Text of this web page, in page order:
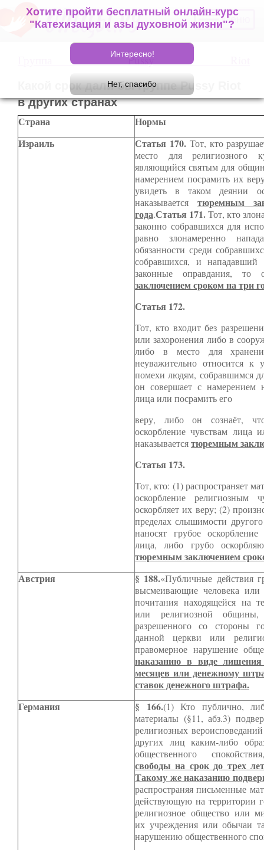
Хотите пройти бесплатный онлайн-курс
"Катехизация и азы духовной жизни"?Меню
Группа Pussy Riot
Какой срок дали бы группе Pussy Riot
в других странах
Страна
Нормы
Израиль
Статья 170. Тот, кто
место для религиозного
являющийся святым для
намерением посрамить их
увидеть в таком деянии
наказывается тюремным
года.Статья 171.Тот, кто
законно собравшихся для
равно злонамеренно
обязанности среди
собравшихся, и
законные оправдания, то
заключением сроком на три
Статья 172.
Тот, кто входит без
или захоронения либо в
либо в место для
неуважительно относится
помехи людям, собравшимся
он совершает с намерением
лица или посрамить его
веру, либо он сознаёт,
оскорбление чувствам лица
наказываетсятюремным
Статья 173.
Тот, кто: (1) распространяет
оскорбление религиозным
оскорбляет их веру; (2)
пределах слышимости
наносят грубое
лица, либо грубо
тюремным заключением
Австрия
§ 188.«Публичные действия
высмеивающие человека
почитания находящейся на
или религиозной
разрешенного со стороны
данной церкви или
правомерное нарушение
наказанию в виде
месяцев или денежному
ставок денежного штрафа.
Германия
§ 166.(1) Кто публично,
материалы (§11, абз.3)
религиозных
других лиц каким-либо
общественного
свободы на срок до трех
Такому же наказанию
распространяя письменные
действующую на территории
религиозное общество или
их учреждения или обычаи
нарушению общественного